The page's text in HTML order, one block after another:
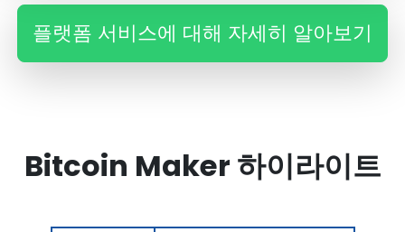
플랫폼 서비스에 대해 자세히 알아보기
Bitcoin Maker 하이라이트